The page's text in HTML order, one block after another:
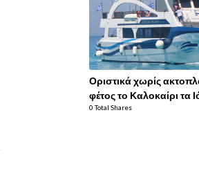
Οριστικά χωρίς
φέτος το Καλοκαίρι τα
0 Total Shares